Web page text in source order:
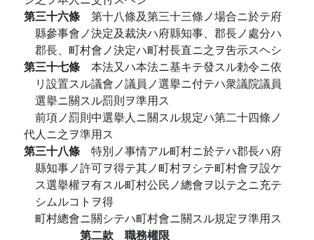
第三十六條 第十八條及第三十三條ノ場合ニ於テ府
縣參事會ノ決定及裁決ハ府縣知事、郡長ノ處分ハ
郡長、町村會ノ決定ハ町村長直ニ之ヲ吿示スヘシ
第三十七條 本法又ハ本法ニ基キテ發スル勅令ニ依
リ設置スル議會ノ議員ノ選擧ニ付テハ衆議院議員
選擧ニ關スル罰則ヲ準用ス
前項ノ罰則中選擧人ニ關スル規定ハ第二十四條ノ
代人ニ之ヲ準用ス
第三十八條 特別ノ事情アル町村ニ於テハ郡長ハ府
縣知事ノ許可ヲ得テ其ノ町村ヲシテ町村會ヲ設ケ
ス選擧權ヲ有スル町村公民ノ總會ヲ以テ之ニ充テ
シムルコトヲ得
町村總會ニ關シテハ町村會ニ關スル規定ヲ準用ス
第二款 職務權限